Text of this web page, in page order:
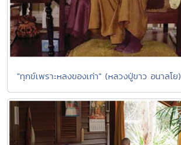
"ทุกข์เพราะหลงของเก่า" (หลวงปู่ขาว อนาลโย)